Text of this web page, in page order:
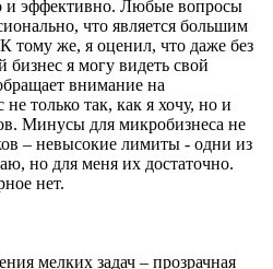
и эффективно. Любые вопросы
что является большим
тому же, я оценил, что даже без
я могу видеть свой
внимание на
только так, как я хочу, но и
Минусы для микробизнеса не
– невысокие лимиты - одни из
но для меня их достаточно.
нет.
мелких задач – прозрачная